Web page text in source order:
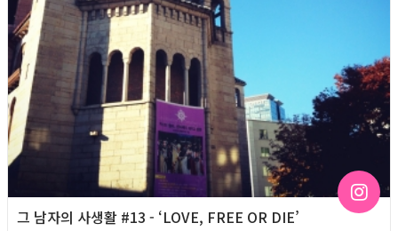
그 남자의 사생활 #13 - ‘LOVE, FREE OR DIE’